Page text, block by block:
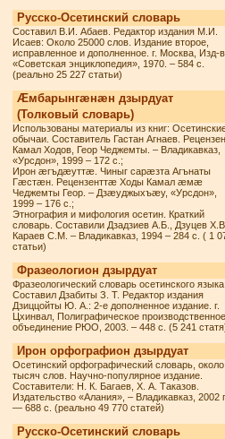
Русско-Осетинский словарь
Составил В.И. Абаев. Редактор издания М.И.
Исаев: Около 25000 слов. Издание второе,
исправленное и дополненное. г. Москва, Изд-
«Советская энциклопедия», 1970. – 584 с.
(реально 25 227 статьи)
Æмбарынгæнæн дзырдуат
(Толковый словарь)
Использованы материалы из книг:
обычаи. Составитель Гастан Агнаев.
Камал Ходов, Геор Чеджемты. – Владикавказ,
«Урсдон», 1999 – 172 с.;
Ирон æгъдæуттæ. Чиныг сарæзта Агънаты
Гæстæн. Рецензенттæ Ходы Камал æмæ
Чеджемты Геор. – Дзæуджыхъæу, «Урсдон»,
1999 – 176 с.;
Этнография и мифология осетин. Краткий
словарь. Составили Дзадзиев А.Б., Дзуцев Х.В.,
Караев С.М. – Владикавказ, 1994 – 284 с. ( 1
статьи)
Фразеологион дзырдуат
Фразеологический словарь осетинского языка.
Составил Дзабиты З. Т. Редактор издания
Дзиццойты Ю. А.: 2-е дополненное издание. г.
Цхинвал, Полиграфическое производственное
объединение РЮО, 2003. – 448 с. (5 241
Ирон орфографион дзырдуат
Осетинский орфографический словарь,
тысяч слов. Научно-популярное издание.
Составители: Н. К. Багаев, Х. А. Таказов.
Издательство «Алания», – Владикавказ, 2002 г.
— 688 с. (реально 49 770 статей)
Русско-Осетинский словарь